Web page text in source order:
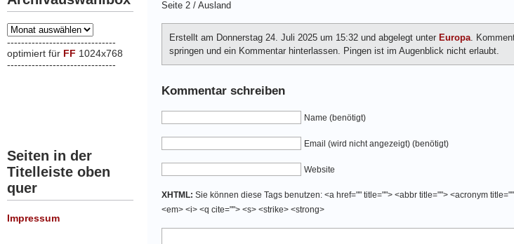
Archivauswahlbox
-------------------------------
optimiert für FF 1024x768
-------------------------------
Seiten in der
Titelleiste oben
quer
Impressum
Seite 2 / Ausland
Erstellt am Donnerstag 24. Juli 2025 um 15:32 und abgelegt unter Europa.
springen und ein Kommentar hinterlassen. Pingen ist im Augenblick nicht erlaubt.
Kommentar schreiben
Name (benötigt)
Email (wird nicht angezeigt) (benötigt)
Website
XHTML: Sie können diese Tags benutzen: <a href="" title=""> <abbr title=""> <acronym
<em> <i> <q cite=""> <s> <strike> <strong>